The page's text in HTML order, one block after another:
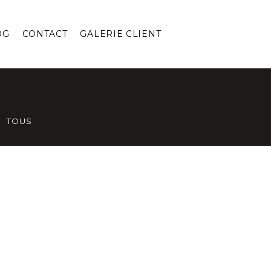
CONTACT GALERIE CLIENT
TOUS